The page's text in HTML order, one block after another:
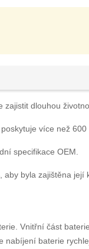
dlouhou
více než 600
specifikace OEM.
byla zajištěna její
Vnitřní část
baterie